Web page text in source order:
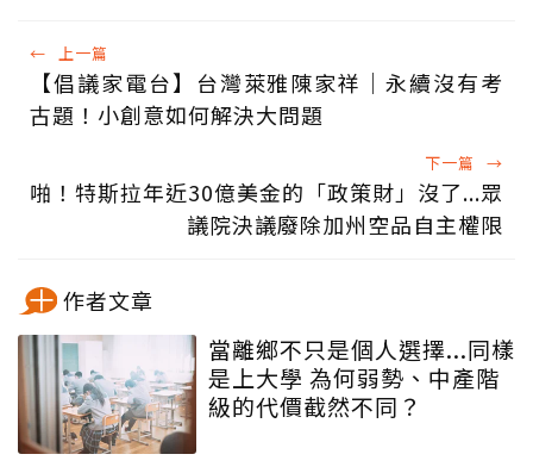
← 上一篇
【倡議家電台】台灣萊雅陳家祥｜永續沒有考
古題！小創意如何解決大問題
下一篇 →
啪！特斯拉年近30億美金的「政策財」沒了...眾
議院決議廢除加州空品自主權限
作者文章
當離鄉不只是個人選擇...同樣
是上大學 為何弱勢、中產階
級的代價截然不同？